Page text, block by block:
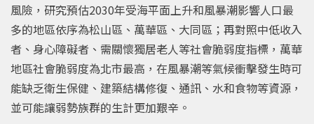
風險，研究預估2030年受海平面上升和風暴潮影響人口最
多的地區依序為松山區、萬華區、大同區；再對照中低收入
者、身心障礙者、需關懷獨居老人等社會脆弱度指標，萬華
地區社會脆弱度為北市最高，在風暴潮等氣候衝擊發生時可
能缺乏衛生保健、建築結構修復、通訊、水和食物等資源，
並可能讓弱勢族群的生計更加艱辛。